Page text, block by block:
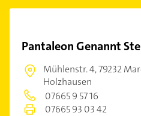
Pantaleon Genannt
Mühlenstr. 4,79232
Holzhausen
07665 9 57 16
07665 93 03 42